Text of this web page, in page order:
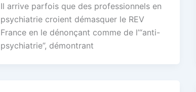
Il arrive parfois que des professionnels en
psychiatrie croient démasquer le REV
France en le dénonçant comme de l’“anti-
psychiatrie”, démontrant